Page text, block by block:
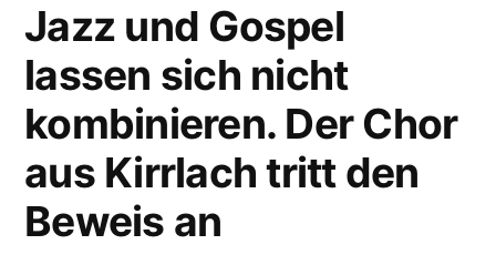
Jazz und Gospel
lassen sich nicht
kombinieren. Der Chor
aus Kirrlach tritt den
Beweis an